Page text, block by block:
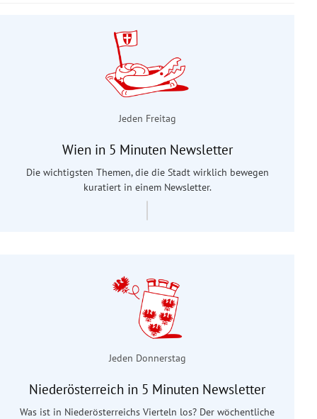
Jeden Freitag
Wien in 5 Minuten Newsletter
Die wichtigsten Themen, die die Stadt wirklich bewegen
kuratiert in einem Newsletter.
Jeden Donnerstag
Niederösterreich in 5 Minuten Newsletter
Was ist in Niederösterreichs Vierteln los? Der wöchentliche